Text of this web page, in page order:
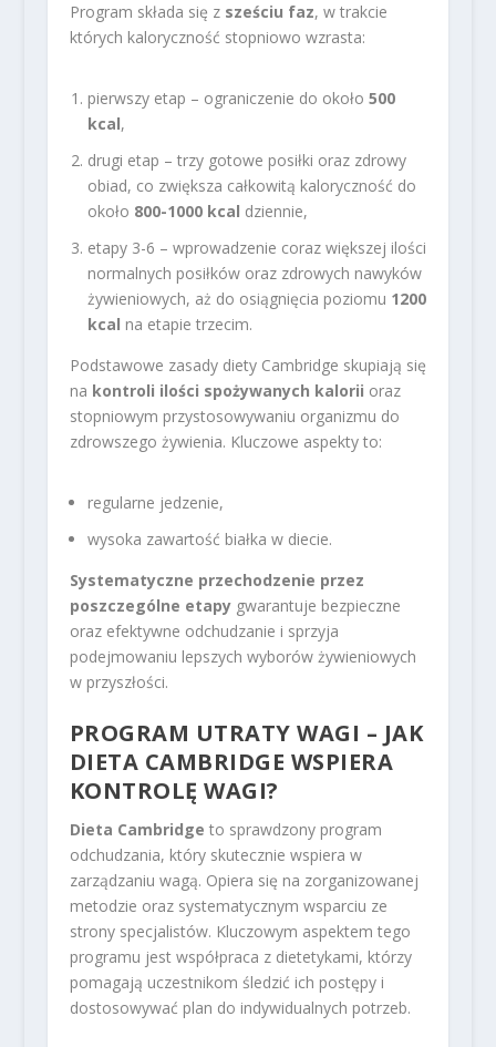
Program składa się z sześciu faz, w trakcie
których kaloryczność stopniowo wzrasta:
pierwszy etap – ograniczenie do około 500
kcal,
drugi etap – trzy gotowe posiłki oraz zdrowy
obiad, co zwiększa całkowitą kaloryczność do
około 800-1000 kcal dziennie,
etapy 3-6 – wprowadzenie coraz większej ilości
normalnych posiłków oraz zdrowych nawyków
żywieniowych, aż do osiągnięcia poziomu 1200
kcal na etapie trzecim.
Podstawowe zasady diety Cambridge skupiają się
na kontroli ilości spożywanych kalorii oraz
stopniowym przystosowywaniu organizmu do
zdrowszego żywienia. Kluczowe aspekty to:
regularne jedzenie,
wysoka zawartość białka w diecie.
Systematyczne przechodzenie przez
poszczególne etapygwarantuje bezpieczne
oraz efektywne odchudzanie i sprzyja
podejmowaniu lepszych wyborów żywieniowych
w przyszłości.
PROGRAM UTRATY WAGI – JAK
DIETA CAMBRIDGE WSPIERA
KONTROLĘ WAGI?
Dieta Cambridge to sprawdzony program
odchudzania, który skutecznie wspiera w
zarządzaniu wagą. Opiera się na zorganizowanej
metodzie oraz systematycznym wsparciu ze
strony specjalistów. Kluczowym aspektem tego
programu jest współpraca z dietetykami, którzy
pomagają uczestnikom śledzić ich postępy i
dostosowywać plan do indywidualnych potrzeb.